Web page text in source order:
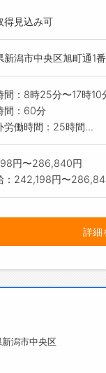
囲なし
得見込み可
新潟市中央区旭町通1
間：8時25分〜17時
間：60分
労働時間：25時間...
円〜286,840円
：242,198円〜
詳細
潟市中央区